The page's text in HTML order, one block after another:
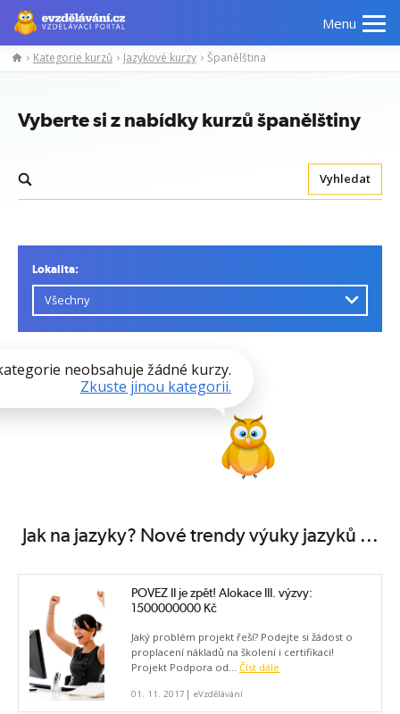
Menu
Kategorie kurzů Jazykové kurzy Španělština
Vyberte si z nabídky kurzů španělštiny
Vyhledat
Lokalita:
neobsahuje žádné kurzy.
Zkuste jinou kategorii.
Jak na jazyky? Nové trendy výuky jazyků ...
POVEZ II je zpět! Alokace III. výzvy:
1500000000 Kč
Jaký problém projekt řeší? Podejte si žádost o
proplacení nákladů na školení i certifikaci!
Projekt Podpora od... Číst dále
01. 11. 2017 | eVzdělávání